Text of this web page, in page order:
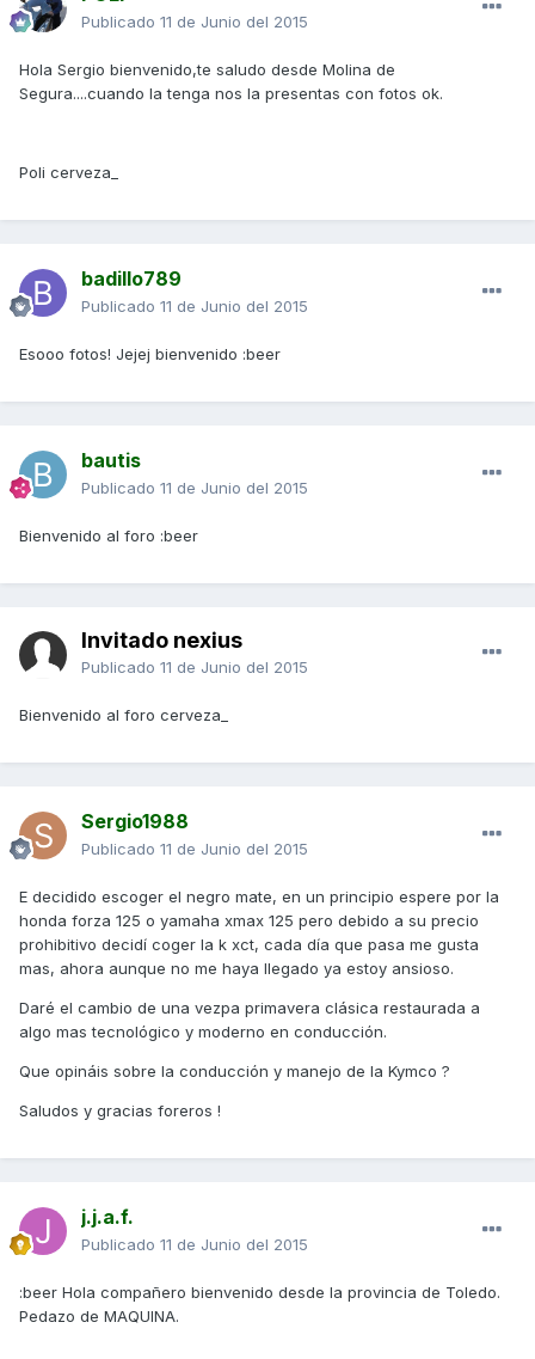
Publicado 11 de Junio del 2015
Hola Sergio bienvenido,te saludo desde Molina de
Segura....cuando la tenga nos la presentas con fotos ok.
Poli cerveza_
badillo789
Publicado 11 de Junio del 2015
Esooo fotos! Jejej bienvenido :beer
bautis
Publicado 11 de Junio del 2015
Bienvenido al foro :beer
Invitado nexius
Publicado 11 de Junio del 2015
Bienvenido al foro cerveza_
Sergio1988
Publicado 11 de Junio del 2015
E decidido escoger el negro mate, en un principio espere por la
honda forza 125 o yamaha xmax 125 pero debido a su precio
prohibitivo decidí coger la k xct, cada día que pasa me gusta
mas, ahora aunque no me haya llegado ya estoy ansioso.
Daré el cambio de una vezpa primavera clásica restaurada a
algo mas tecnológico y moderno en conducción.
Que opináis sobre la conducción y manejo de la Kymco ?
Saludos y gracias foreros !
j.j.a.f.
Publicado 11 de Junio del 2015
:beer Hola compañero bienvenido desde la provincia de Toledo.
Pedazo de MAQUINA.